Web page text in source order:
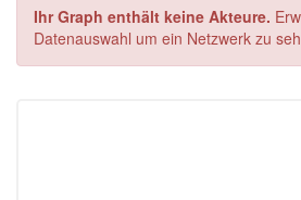
Ihr Graph enthält keine Akteure.
Datenauswahl um ein Netzwerk zu